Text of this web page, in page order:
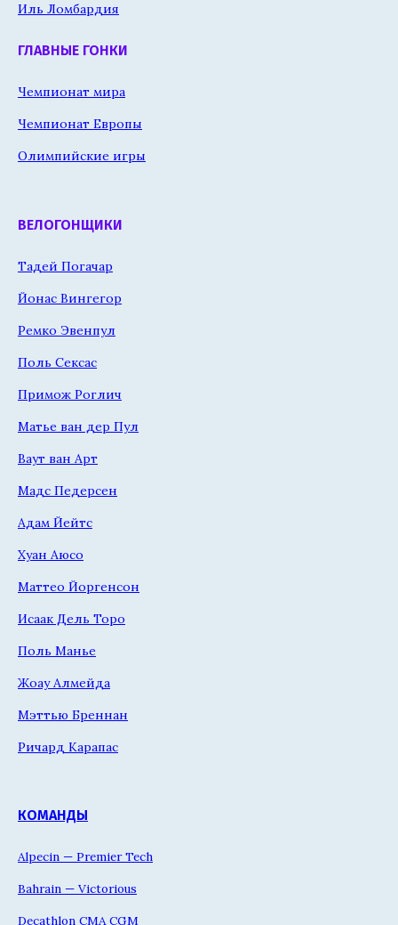
Иль Ломбардия
ГЛАВНЫЕ ГОНКИ
Чемпионат мира
Чемпионат Европы
Олимпийские игры
ВЕЛОГОНЩИКИ
Тадей Погачар
Йонас Вингегор
Ремко Эвенпул
Поль Сексас
Примож Роглич
Матье ван дер Пул
Ваут ван Арт
Мадс Педерсен
Адам Йейтс
Хуан Аюсо
Маттео Йоргенсон
Исаак Дель Торо
Поль Манье
Жоау Алмейда
Мэттью Бреннан
Ричард Карапас
КОМАНДЫ
Alpecin — Premier Tech
Bahrain — Victorious
Decathlon CMA CGM